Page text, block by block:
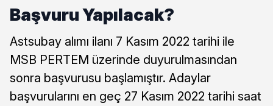
Başvuru Yapılacak?
Astsubay alımı ilanı 7 Kasım 2022 tarihi ile
MSB PERTEM üzerinde duyurulmasından
sonra başvurusu başlamıştır. Adaylar
başvurularını en geç 27 Kasım 2022 tarihi saat